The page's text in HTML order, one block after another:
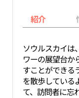
紹介
ソウルスカイは
ワーの展望台か
すことができる
を散歩している
て、訪問者に忘